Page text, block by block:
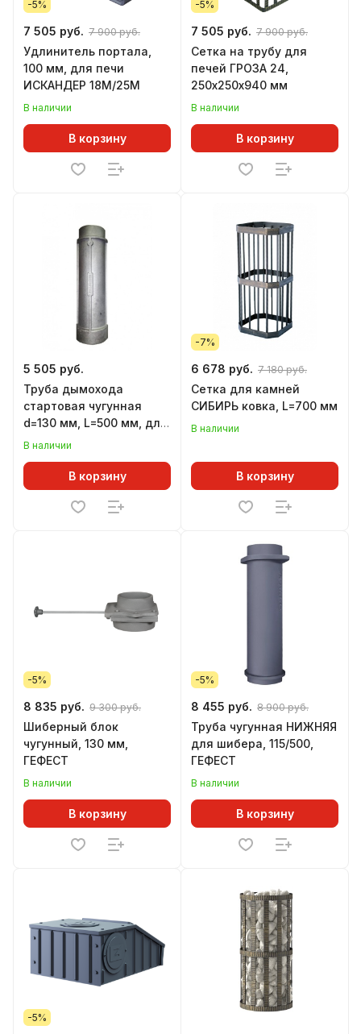
-5%
7 505 руб. 7 900 руб.
Удлинитель портала,
100 мм, для печи
ИСКАНДЕР 18М/25М
В наличии
В корзину
-5%
7 505 руб. 7 900 руб.
Сетка на трубу для
печей ГРОЗА 24,
250х250х940 мм
В наличии
В корзину
5 505 руб.
Труба дымохода
стартовая чугунная
d=130 мм, L=500 мм, для
печей ЛИТКОМ
В наличии
В корзину
-7%
6 678 руб. 7 180 руб.
Сетка для камней
СИБИРЬ ковка, L=700 мм
В наличии
В корзину
-5%
8 835 руб. 9 300 руб.
Шиберный блок
чугунный, 130 мм,
ГЕФЕСТ
В наличии
В корзину
-5%
8 455 руб. 8 900 руб.
Труба чугунная НИЖНЯЯ
для шибера, 115/500,
ГЕФЕСТ
В наличии
В корзину
-5%